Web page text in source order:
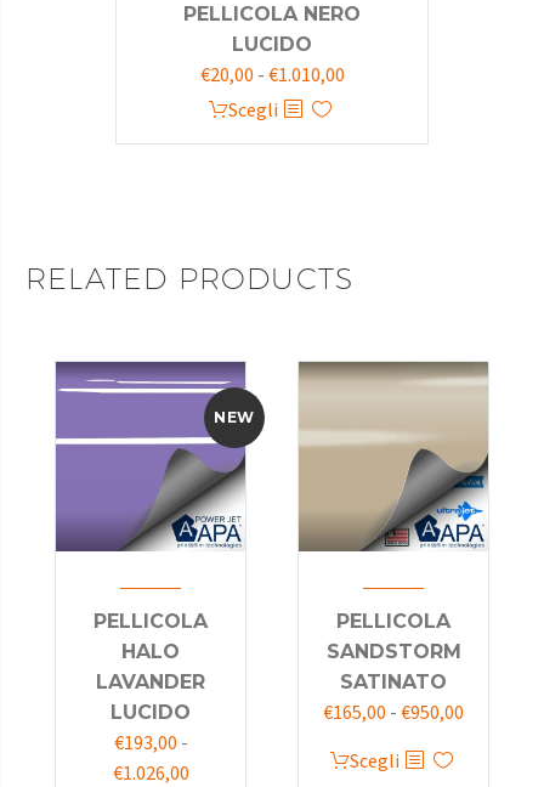
PELLICOLA NERO
LUCIDO
€20,00 - €1.010,00
Scegli
RELATED PRODUCTS
NEW
PELLICOLA
HALO
LAVANDER
LUCIDO
€193,00 -
€1.026,00
PELLICOLA
SANDSTORM
SATINATO
€165,00 - €950,00
Scegli